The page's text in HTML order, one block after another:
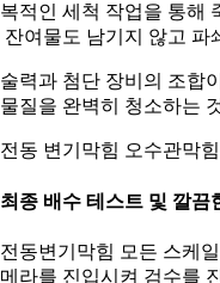
적인 세척 작업을 통해
잔여물도 남기지 않고 파
력과 첨단 장비의 조합
질을 완벽히 청소하는
동 변기막힘 오수관막
종 배수 테스트 및 깔끔
동변기막힘 모든 스케
라를 진입시켜 검수를